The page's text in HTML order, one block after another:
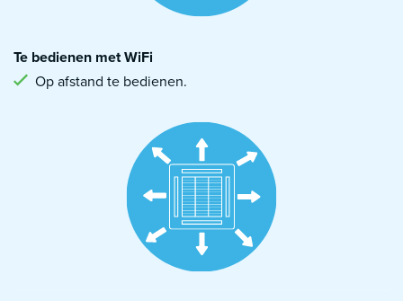
Te bedienen met WiFi
Op afstand te bedienen.